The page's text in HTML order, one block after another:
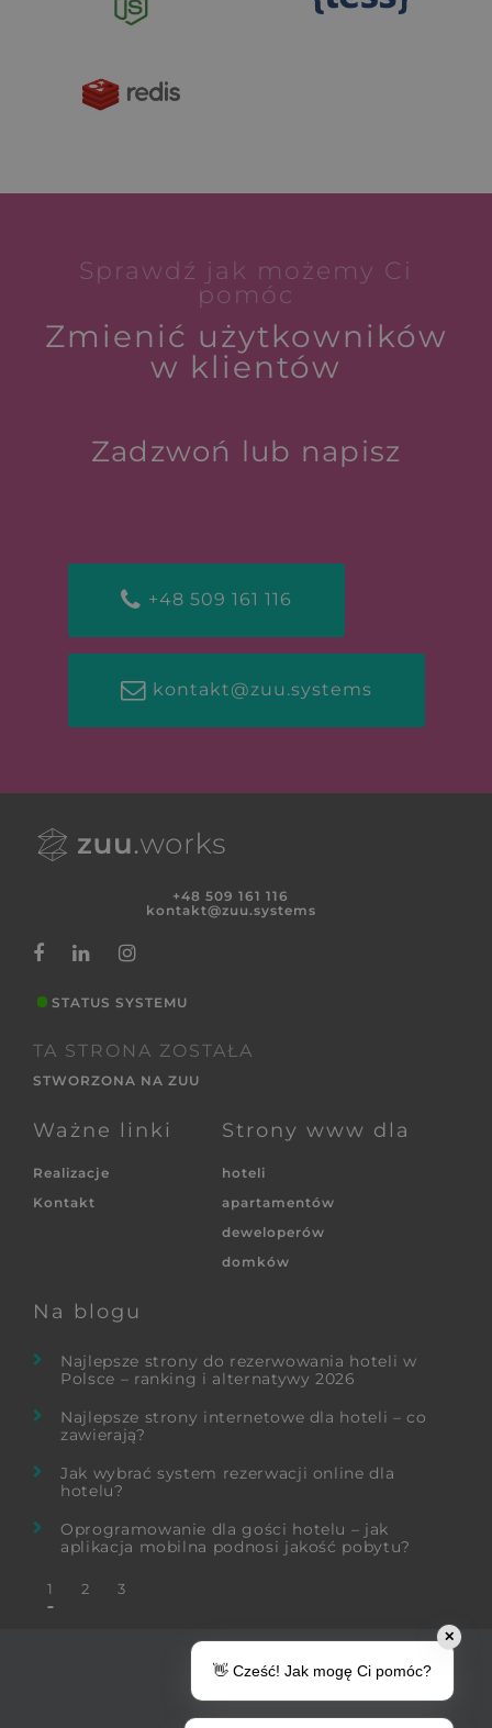
Zmienić użytkowników
w klientów
Sprawdź jak możemy Ci
pomóc
Zadzwoń lub napisz
+48 509 161 116
kontakt@zuu.systems
+48 509 161 116
kontakt@zuu.systems
STATUS SYSTEMU
TA STRONA ZOSTAŁA
STWORZONA NA ZUU
Ważne linki
Realizacje
Kontakt
Strony www dla
hoteli
apartamentów
deweloperów
domków
Na blogu
Najlepsze strony do rezerwowania hoteli w
Polsce – ranking i alternatywy 2026
Najlepsze strony internetowe dla hoteli – co
zawierają?
Jak wybrać system rezerwacji online dla
hotelu?
Oprogramowanie dla gości hotelu – jak
aplikacja mobilna podnosi jakość pobytu?
1 2 3
✕
👋 Cześć! Jak mogę Ci pomóc?